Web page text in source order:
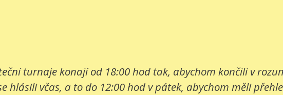
turnaje konají od 18:00 hod tak, abychom končili v
hlásili včas, a to do 12:00 hod v pátek, abychom měli